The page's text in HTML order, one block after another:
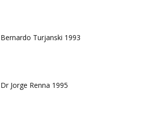
Bernardo Turjanski 1993
Dr Jorge Renna 1995